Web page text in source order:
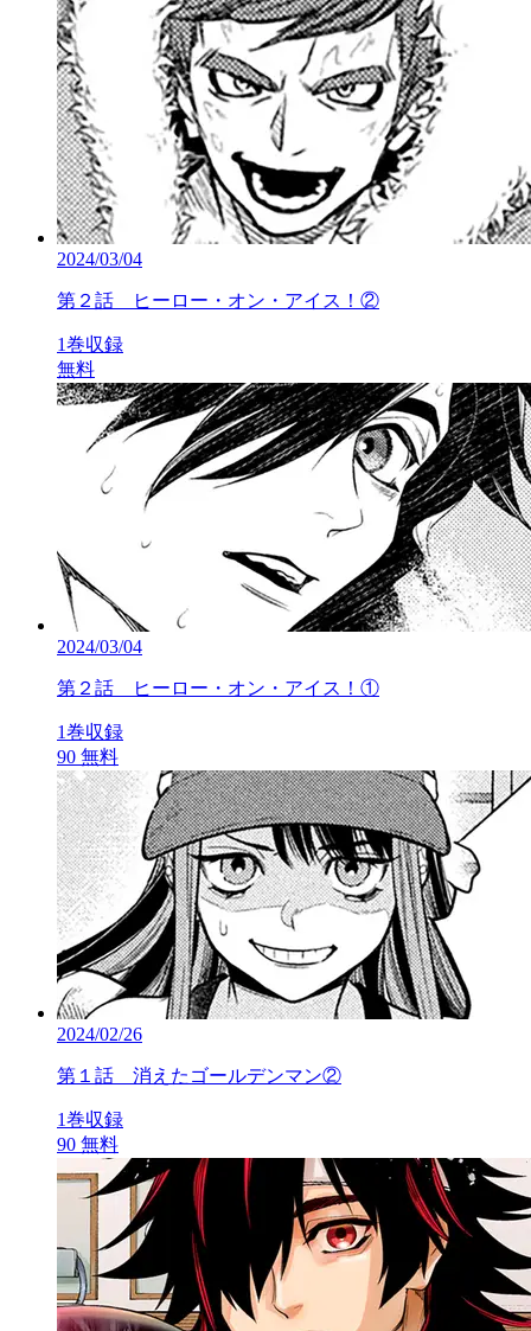
2024/03/04
第２話 ヒーロー・オン・アイス！②
1巻収録
無料
2024/03/04
第２話 ヒーロー・オン・アイス！①
1巻収録
90 無料
2024/02/26
第１話 消えたゴールデンマン②
1巻収録
90 無料